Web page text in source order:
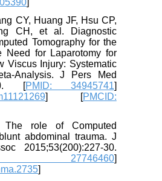
CY, Huang JF, Hsu CP,
CH, et al. Diagnostic
Tomography for the
Need for Laparotomy for
Viscus Injury: Systematic
Analysis. J Pers Med
10. [PMID: 34945741
] [PMCID:
The role of Computed
blunt abdominal trauma. J
2015;53(200):227-30.
27746460